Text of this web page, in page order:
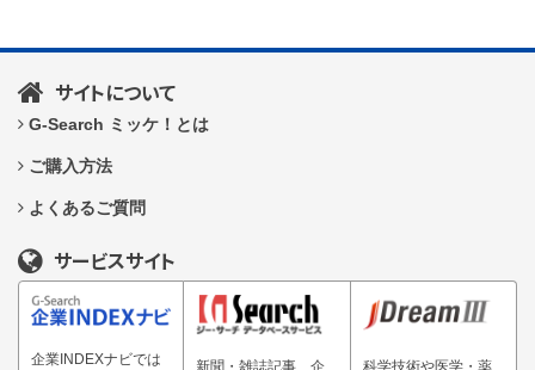
サイトについて
G-Search ミッケ！とは
ご購入方法
よくあるご質問
サービスサイト
企業INDEXナビでは 新聞・雑誌記事、企 科学技術や医学・薬